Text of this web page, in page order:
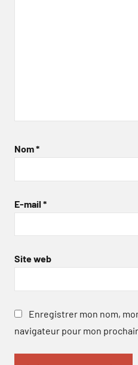
Nom*
E-mail *
Site web
Enregistrer mon nom,
navigateur pour mon